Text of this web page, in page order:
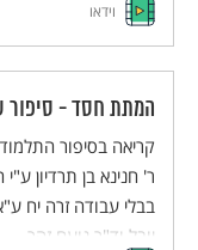
וידאו
המתת חסד - סיפור
קריאה בסיפור
ר' חנינא בן תרדיון
בבלי עבודה זרה יח
יובל וד"ר נועם זהר.